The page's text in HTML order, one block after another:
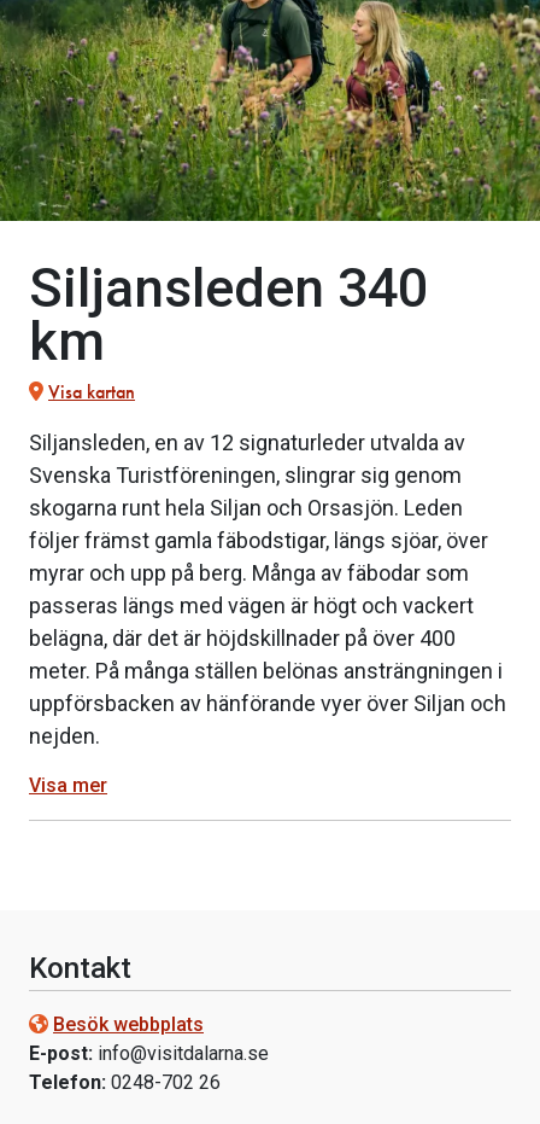
Siljansleden 340
km
Visa kartan
Siljansleden, en av 12 signaturleder utvalda av
Svenska Turistföreningen, slingrar sig genom
skogarna runt hela Siljan och Orsasjön. Leden
följer främst gamla fäbodstigar, längs sjöar, över
myrar och upp på berg. Många av fäbodar som
passeras längs med vägen är högt och vackert
belägna, där det är höjdskillnader på över 400
meter. På många ställen belönas ansträngningen i
uppförsbacken av hänförande vyer över Siljan och
nejden.
Visa mer
Kontakt
Besök webbplats
E-post: info@visitdalarna.se
Telefon: 0248-702 26